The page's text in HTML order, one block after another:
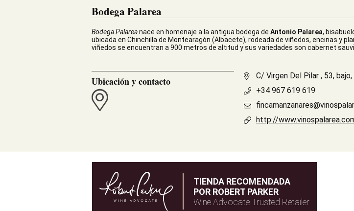
Bodega Palarea
Bodega Palareanace en homenaje a la antigua bodega de Antonio Palarea,
ubicada en Chinchilla de Montearagón (Albacete), rodeada de viñedos, encinas y
viñedos se encuentran a 900 metros de altitud y sus variedades son cabernet
Ubicación y contacto
C/ Virgen Del Pilar , 53,
+34 967 619 619
http://
TIENDA RECOMENDADA
POR ROBERT PARKER
Wine Advocate Trusted Retailer